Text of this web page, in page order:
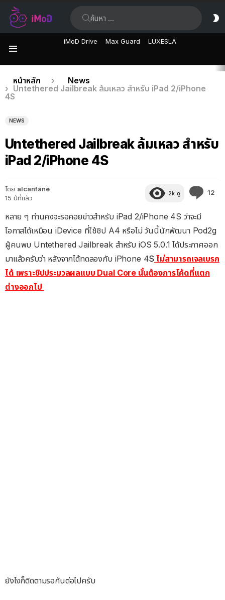
iMoD Drive Max Guard LUXESLA
เรื่อง
ล่าสุด
คุณอยู่ที่นี่:
หน้าหลัก
News
Untethered Jailbreak ล้มเหลว สำหรับ iPad 2/iPhone
4S
NEWS
Untethered Jailbreak ล้มเหลว สำหรับ
iPad 2/iPhone 4S
โดย alcanfane
15 ปีที่แล้ว
2k ดู 12
หลาย ๆ ท่านคงจะรอคอยข่าวสำหรับ iPad 2/iPhone 4S ว่าจะมี
โอกาสได้เหมือน iDevice ที่ใช้ชิป A4 หรือไม่ วันนี้นักพัฒนา Pod2g
ผู้คนพบ Untethered Jailbreak สำหรับ iOS 5.0.1 ได้ประกาศออก
มาแล้วครับว่า หลังจากได้ทดลองกับ iPhone 4S ไม่สามารถเจลเบรก
ได้ เพราะชิปประมวลผลแบบ Dual Core นั้นต้องการโค้ดที่แตก
ต่างออกไป
ยังไงก็ติดตามรอกันต่อไปครับ